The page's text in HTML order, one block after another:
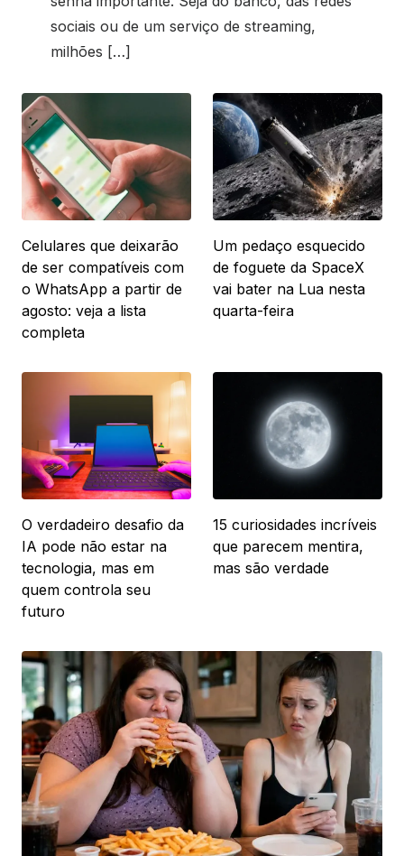
sociais ou de um serviço de streaming,
milhões […]
Celulares que deixarão
de ser compatíveis com
o WhatsApp a partir de
agosto: veja a lista
completa
Um pedaço esquecido
de foguete da SpaceX
vai bater na Lua nesta
quarta-feira
O verdadeiro desafio da
IA pode não estar na
tecnologia, mas em
quem controla seu
futuro
15 curiosidades incríveis
que parecem mentira,
mas são verdade